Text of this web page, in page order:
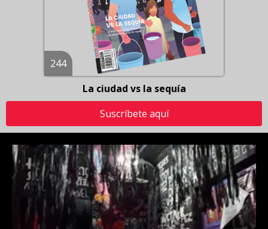
244
La ciudad vs la sequía
Suscríbete aquí